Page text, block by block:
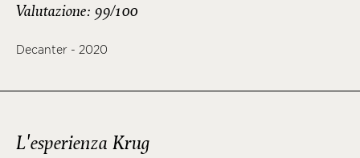
Valutazione: 99/100
Decanter - 2020
L'esperienza Krug